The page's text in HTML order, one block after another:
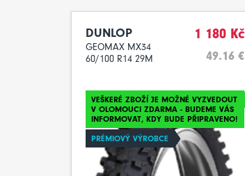
DUNLOP
GEOMAX MX34
60/100 R14 29M
1 180 Kč
49.16 €
VEŠKERÉ ZBOŽÍ JE MOŽNÉ VYZVEDOUT
V OLOMOUCI ZDARMA - BUDEME VÁS
INFORMOVAT, KDY BUDE PŘIPRAVENO!
PRÉMIOVÝ VÝROBCE